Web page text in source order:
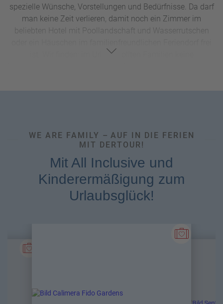
spezielle Wünsche, Vorstellungen und Bedürfnisse. Da darf
man keine Zeit verlieren, damit noch ein Zimmer im
beliebten Hotel mit Poollandschaft und Wasserrutschen
ist. Wir finden: im Urlaub sollten Familien keine
WE ARE FAMILY – AUF IN DIE FERIEN
MIT DERTOUR!
Mit All Inclusive und
Kinderermäßigung zum
Urlaubsglück!